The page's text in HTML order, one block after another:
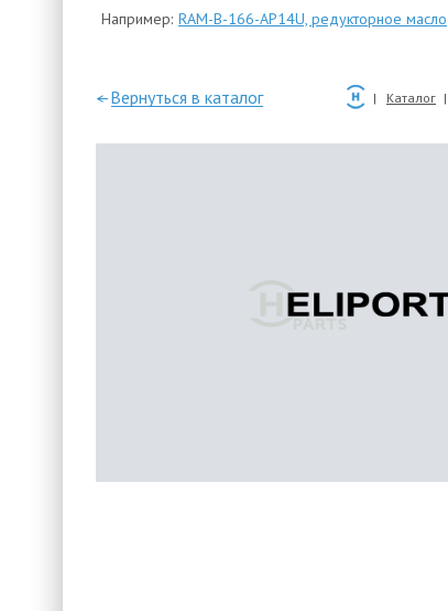
Например: RAM-B-166-AP14U, редукторное масло
—Вернуться в каталог Каталог